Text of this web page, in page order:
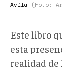
Ávila
(Foto:
Este libro
esta
realidad de